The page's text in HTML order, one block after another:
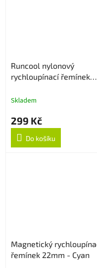
Runcool nylonový
rychloupínací řemínek
Skladem
299 Kč
Do košíku
Magnetický
řemínek 22mm - Cyan